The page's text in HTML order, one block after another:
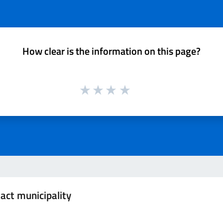
How clear is the information on this page?
municipality